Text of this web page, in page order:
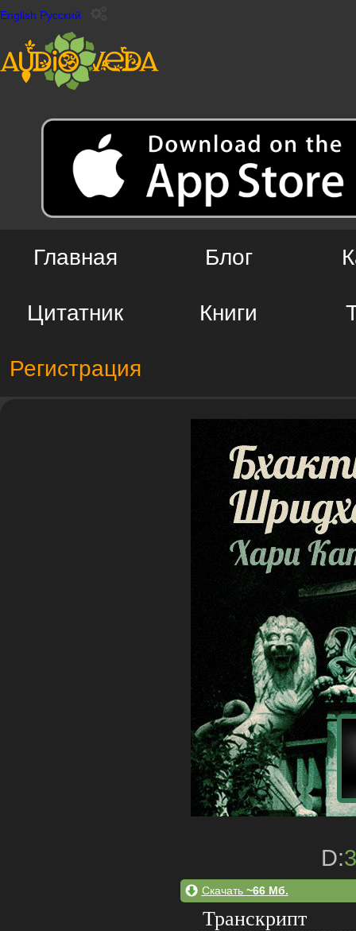
English Русский
Главная Блог
Цитатник Книги
Регистрация
D:
Скачать ~66 Мб.
Транскрипт